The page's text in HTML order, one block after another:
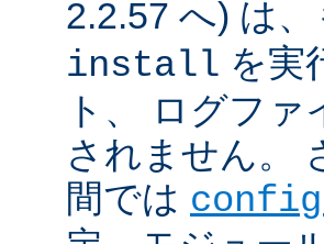
2.2.57 へ) は
install を実
ト、 ログフ
されません。
間では